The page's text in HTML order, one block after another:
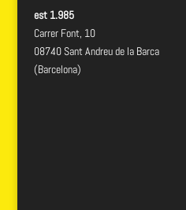
est 1.985
Carrer Font, 10
08740 Sant Andreu de la Barca
(Barcelona)